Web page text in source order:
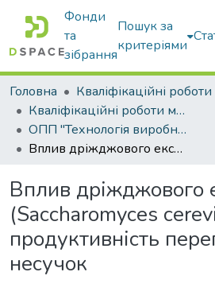
Фонди
та
зібрання
Пошук за
критеріями
Головна
Кваліфікаційні роботи
Кваліфікаційні роботи магістрів
ОПП "Технологія виробництва і переробки продукції тваринництва"
Вплив дріжджового екстракту (Saccharomyces cerevisiae) на продуктивність перепілок-несучок
Вплив дріжджового
(Saccharomyces
продуктивність
несучок